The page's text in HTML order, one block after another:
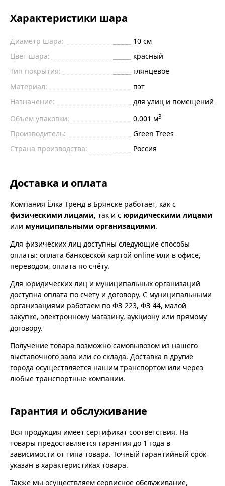
Характеристики шара
Диаметр шара:
10 см
Цвет шара:
красный
Тип покрытия:
глянцевое
Материал:
пэт
Назначение:
для улиц и помещений
Объём упаковки:
0.001 м3
Производитель:
Green Trees
Страна производства:
Россия
Доставка и оплата
Компания Ёлка Тренд в Брянске работает, как с
физическими лицами, так и с юридическими лицами
или муниципальными организациями.
Для физических лиц доступны следующие способы
оплаты: оплата банковской картой online или в офисе,
переводом, оплата по счёту.
Для юридических лиц и муниципальных организаций
доступна оплата по счёту и договору. С муниципальными
организациями работаем по ФЗ-223, ФЗ-44, малой
закупке, электронному магазину, аукциону или прямому
договору.
Получение товара возможно самовывозом из нашего
выставочного зала или со склада. Доставка в другие
города осуществляется нашим транспортом или через
любые транспортные компании.
Гарантия и обслуживание
Вся продукция имеет сертификат соответствия. На
товары предоставляется гарантия до 1 года в
зависимости от типа товара. Точный гарантийный срок
указан в характеристиках товара.
Также мы осуществляем сервисное обслуживание,